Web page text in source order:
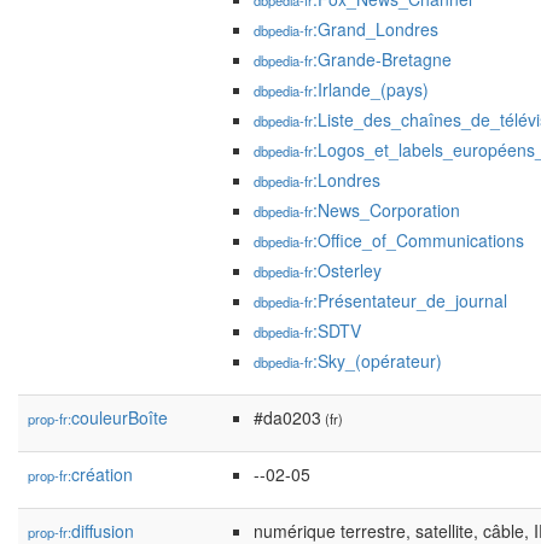
dbpedia-fr:Grand_Londres
dbpedia-fr:Grande-Bretagne
dbpedia-fr:Irlande_(pays)
dbpedia-fr
dbpedia-fr
dbpedia-fr:Londres
dbpedia-fr:News_Corporation
dbpedia-fr:Office_of_Communications
dbpedia-fr:Osterley
dbpedia-fr:Présentateur_de_journal
dbpedia-fr:SDTV
dbpedia-fr:Sky_(opérateur)
prop-fr:couleurBoîte #da0203 (fr)
prop-fr:création --02-05
prop-fr:diffusion numérique terrestre, satellite, câble,